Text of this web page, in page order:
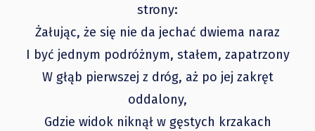
strony:
Żałując, że się nie da jechać dwiema naraz
I być jednym podróżnym, stałem, zapatrzony
W głąb pierwszej z dróg, aż po jej zakręt
oddalony,
Gdzie widok niknął w gęstych krzakach